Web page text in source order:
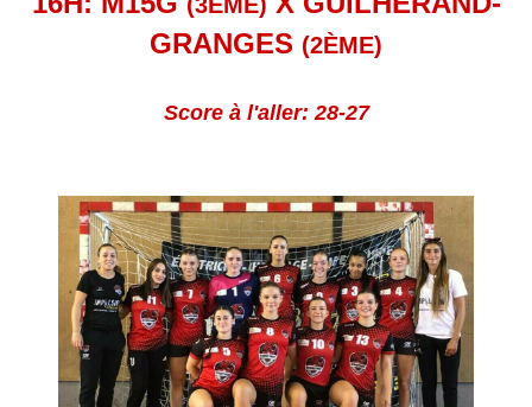
GRANGES (2ÈME)
Score à l'aller: 28-27